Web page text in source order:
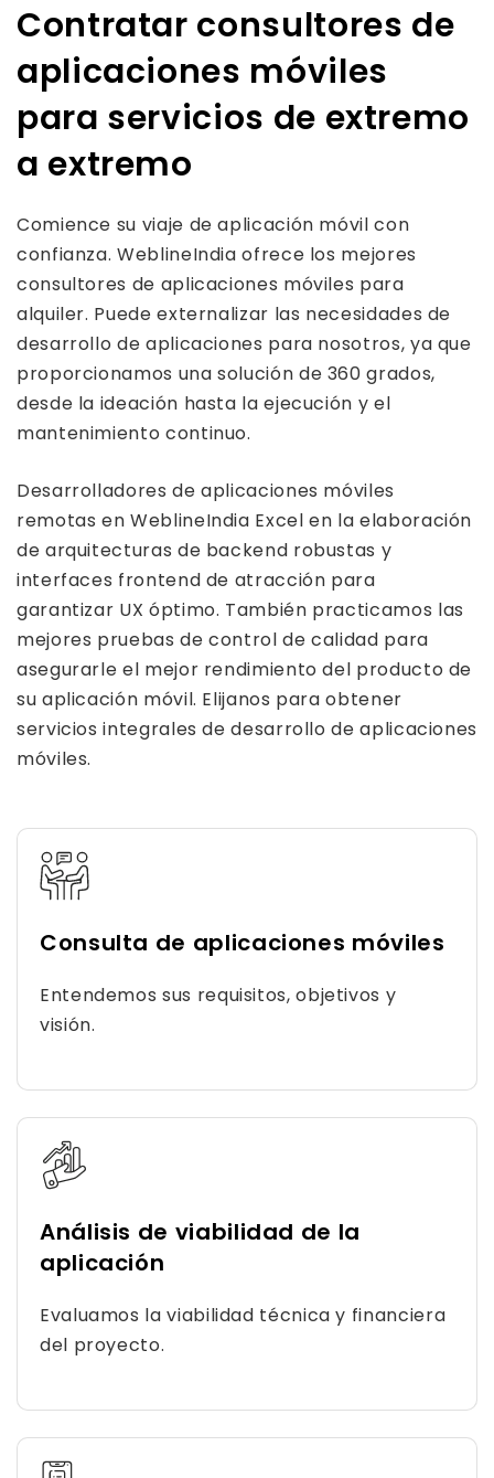
Contratar consultores de
aplicaciones móviles
para servicios de extremo
a extremo
Comience su viaje de aplicación móvil con
confianza. WeblineIndia ofrece los mejores
consultores de aplicaciones móviles para
alquiler. Puede externalizar las necesidades de
desarrollo de aplicaciones para nosotros, ya que
proporcionamos una solución de 360 ​​grados,
desde la ideación hasta la ejecución y el
mantenimiento continuo.
Desarrolladores de aplicaciones móviles
remotas en WeblineIndia Excel en la elaboración
de arquitecturas de backend robustas y
interfaces frontend de atracción para
garantizar UX óptimo. También practicamos las
mejores pruebas de control de calidad para
asegurarle el mejor rendimiento del producto de
su aplicación móvil. Elijanos para obtener
servicios integrales de desarrollo de aplicaciones
móviles.
Consulta de aplicaciones móviles
Entendemos sus requisitos, objetivos y
visión.
Análisis de viabilidad de la
aplicación
Evaluamos la viabilidad técnica y financiera
del proyecto.